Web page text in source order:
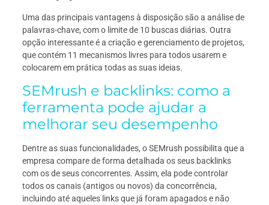
Uma das principais vantagens à disposição são a análise de
palavras-chave, com o limite de 10 buscas diárias. Outra
opção interessante é a criação e gerenciamento de projetos,
que contém 11 mecanismos livres para todos usarem e
colocarem em prática todas as suas ideias.
SEMrush e backlinks: como a
ferramenta pode ajudar a
melhorar seu desempenho
Dentre as suas funcionalidades, o SEMrush possibilita que a
empresa compare de forma detalhada os seus backlinks
com os de seus concorrentes. Assim, ela pode controlar
todos os canais (antigos ou novos) da concorrência,
incluindo até aqueles links que já foram apagados e não